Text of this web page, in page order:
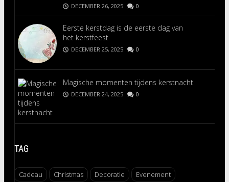
DECEMBER 26, 2025 0
Eerste kerstdag is de eerste dag van
het kerstfeest
DECEMBER 25, 2025 0
Magische momenten tijdens kerstnacht
DECEMBER 24, 2025 0
TAG
Cadeau Christmas Decoratie Evenement